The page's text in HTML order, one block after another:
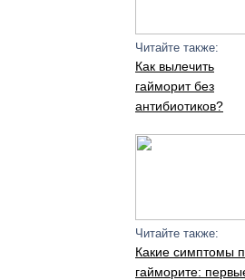
Читайте также:
Как вылечить
гайморит без
антибиотиков?
Читайте также:
Какие симптомы
гайморите: